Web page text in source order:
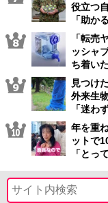
役立つ
「助か
「転売
ッシャ
ち着い
見つけ
外来生
「迷わ
年を重
ットで
「とっ